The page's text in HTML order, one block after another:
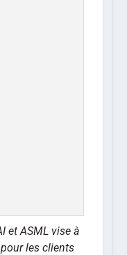
et ASML vise à
les clients